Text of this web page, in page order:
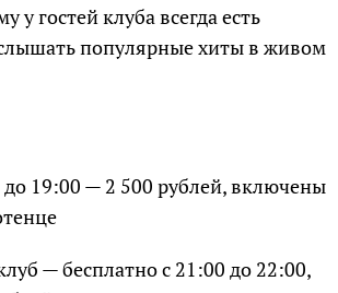
у гостей клуба всегда есть
популярные хиты в живом
до 19:00 — 2 500 рублей, включены
— бесплатно с 21:00 до 22:00,